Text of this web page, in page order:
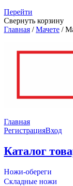
Перейти
Свернуть корзину
Главная /Мачете /
Главная
РегистрацияВход
Каталог
Ножи-обереги
Складные ножи